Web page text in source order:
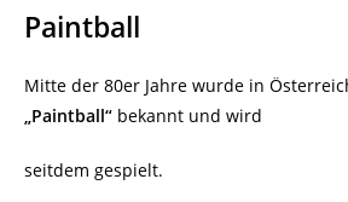
Paintball
Mitte der 80er Jahre wurde in
„Paintball“ bekannt und wird
seitdem gespielt.